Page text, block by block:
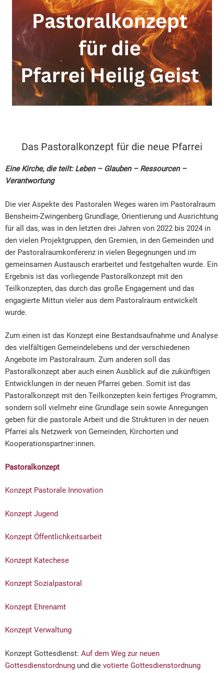
Das Pastoralkonzept für die neue Pfarrei
Eine Kirche, die teilt: Leben – Glauben – Ressourcen –
Verantwortung
Die vier Aspekte des Pastoralen Weges waren im Pastoralraum
Bensheim-Zwingenberg Grundlage, Orientierung und Ausrichtung
für all das, was in den letzten drei Jahren von 2022 bis 2024 in
den vielen Projektgruppen, den Gremien, in den Gemeinden und
der Pastoralraumkonferenz in vielen Begegnungen und im
gemeinsamen Austausch erarbeitet und festgehalten wurde. Ein
Ergebnis ist das vorliegende Pastoralkonzept mit den
Teilkonzepten, das durch das große Engagement und das
engagierte Mittun vieler aus dem Pastoralraum entwickelt
wurde.
Zum einen ist das Konzept eine Bestandsaufnahme und Analyse
des vielfältigen Gemeindelebens und der verschiedenen
Angebote im Pastoralraum. Zum anderen soll das
Pastoralkonzept aber auch einen Ausblick auf die zukünftigen
Entwicklungen in der neuen Pfarrei geben. Somit ist das
Pastoralkonzept mit den Teilkonzepten kein fertiges Programm,
sondern soll vielmehr eine Grundlage sein sowie Anregungen
geben für die pastorale Arbeit und die Strukturen in der neuen
Pfarrei als Netzwerk von Gemeinden, Kirchorten und
Kooperationspartner:innen.
Pastoralkonzept
Konzept Pastorale Innovation
Konzept Jugend
Konzept Öffentlichkeitsarbeit
Konzept Katechese
Konzept Sozialpastoral
Konzept Ehrenamt
Konzept Verwaltung
Konzept Gottesdienst: Auf dem Weg zur neuen
Gottesdienstordnung und die votierte Gottesdienstordnung